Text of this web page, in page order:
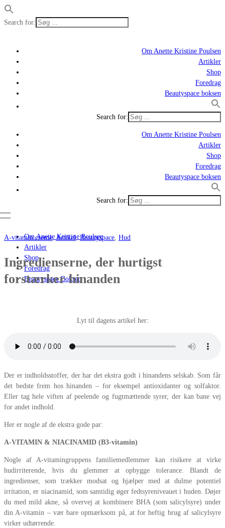
Search for:
Om Anette Kristine Poulsen
Artikler
Shop
Foredrag
Beautyspace boksen
Search for:
Om Anette Kristine Poulsen
Artikler
Shop
Foredrag
Beautyspace boksen
Search for:
Om Anette Kristine Poulsen
Artikler
Shop
Foredrag
Beautyspace Boksen
A-vitamin creme,Artikel,Beautyspace, Hud
Ingredienserne, der hurtigst
forstærker hinanden
Lyt til dagens artikel her:
Der er indholdsstoffer, der har det ekstra godt i hinandens selskab. Som får
det bedste frem hos hinanden – for eksempel antioxidanter og solfaktor.
Eller tag hele viften af peelende og fugtmættende syrer, der kan bane vej
for andet indhold.
Her er nogle af de ekstra gode par:
A-VITAMIN & NIACINAMID (B3-vitamin)
Nogle af A-vitamingruppens familiemedlemmer kan risikere at virke
hudirriterende, hvis du glemmer at opbygge tolerance. Blandt de
ingredienser, som trækker modsat og hjælper med at dulme potentiel
irritation, er niacinamid, som samtidig øger fedtsyreniveauet i huden. Døjer
du med mild akne, så overvej at kombinere BHA (som salicylsyre) under
din A-vitamin – vær bare opmærksom på, at for heftig brug af salicylsyre
virker udtørrende.